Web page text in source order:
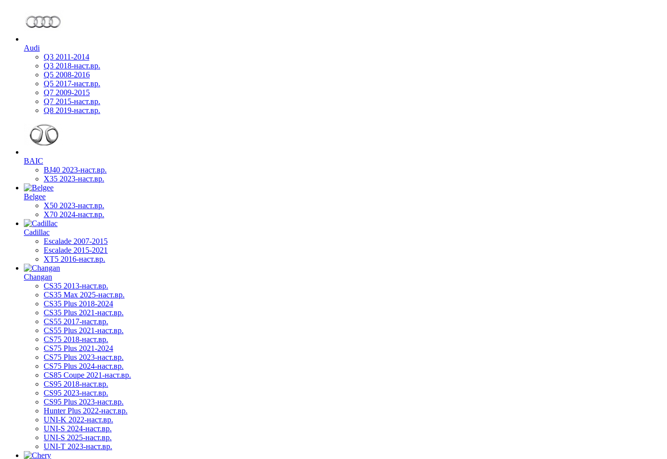
Audi
Q3 2011-2014
Q3 2018-наст.вр.
Q5 2008-2016
Q5 2017-наст.вр.
Q7 2009-2015
Q7 2015-наст.вр.
Q8 2019-наст.вр.
BAIC
BJ40 2023-наст.вр.
X35 2023-наст.вр.
Belgee
X50 2023-наст.вр.
X70 2024-наст.вр.
Cadillac
Escalade 2007-2015
Escalade 2015-2021
XT5 2016-наст.вр.
Changan
CS35 2013-наст.вр.
CS35 Max 2025-наст.вр.
CS35 Plus 2018-2024
CS35 Plus 2021-наст.вр.
CS55 2017-наст.вр.
CS55 Plus 2021-наст.вр.
CS75 2018-наст.вр.
CS75 Plus 2021-2024
CS75 Plus 2023-наст.вр.
CS75 Plus 2024-наст.вр.
CS85 Coupe 2021-наст.вр.
CS95 2018-наст.вр.
CS95 2023-наст.вр.
CS95 Plus 2023-наст.вр.
Hunter Plus 2022-наст.вр.
UNI-K 2022-наст.вр.
UNI-S 2024-наст.вр.
UNI-S 2025-наст.вр.
UNI-T 2023-наст.вр.